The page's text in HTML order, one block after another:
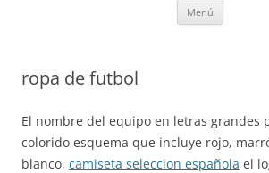
Menú
ropa de futbol
El nombre del equipo en letras grandes
colorido esquema que incluye rojo,
blanco, camiseta seleccion española el